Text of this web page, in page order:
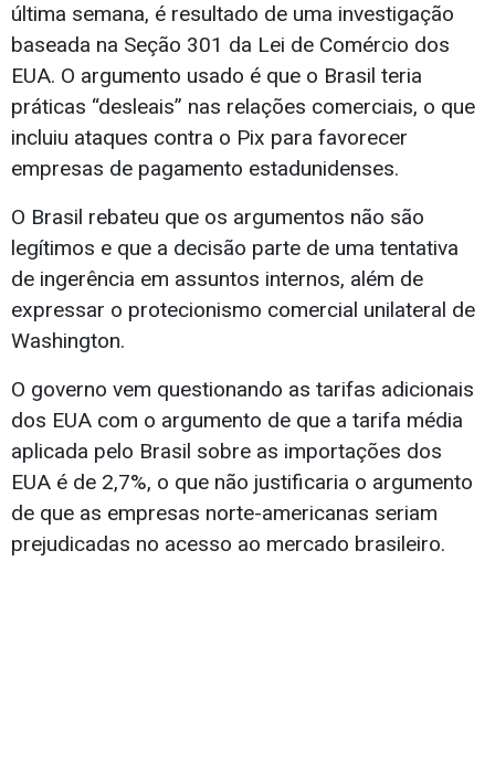
última semana, é resultado de uma investigação
baseada na Seção 301 da Lei de Comércio dos
EUA. O argumento usado é que o Brasil teria
práticas “desleais” nas relações comerciais, o que
incluiu ataques contra o Pix para favorecer
empresas de pagamento estadunidenses.
O Brasil rebateu que os argumentos não são
legítimos e que a decisão parte de uma tentativa
de ingerência em assuntos internos, além de
expressar o protecionismo comercial unilateral de
Washington.
O governo vem questionando as tarifas adicionais
dos EUA com o argumento de que a tarifa média
aplicada pelo Brasil sobre as importações dos
EUA é de 2,7%, o que não justificaria o argumento
de que as empresas norte-americanas seriam
prejudicadas no acesso ao mercado brasileiro.